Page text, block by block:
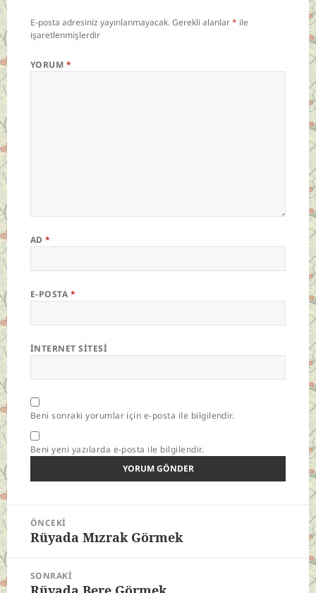
E-posta adresiniz yayınlanmayacak.Gerekli alanlar* ile
işaretlenmişlerdir
YORUM *
AD*
E-POSTA *
İNTERNET SITESI
Beni sonraki yorumlar için e-posta ile bilgilendir.
Beni yeni yazılarda e-posta ile bilgilendir.
Yazı
gezinmesi
ÖNCEKI
Önceki
Rüyada Mızrak Görmek
SONRAKI